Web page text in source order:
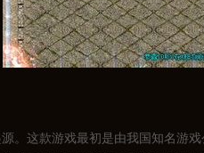
。这款游戏最初是由我国知名游